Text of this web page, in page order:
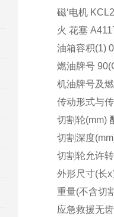
磁‘电机
火 花塞
油箱容积(1)
燃油牌号
机油牌号及
传动形式与
切割轮(mm)
切割深度
切割轮允许
外形尺寸(长
重量(不含切
应急救援无